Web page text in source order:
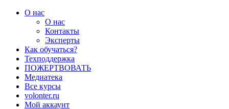
Перейти
содержимому
О нас
О нас
Контакты
Эксперты
Как обучаться?
Техподдержка
ПОЖЕРТВОВАТЬ
Медиатека
Все курсы
volonter.ru
Мой аккаунт